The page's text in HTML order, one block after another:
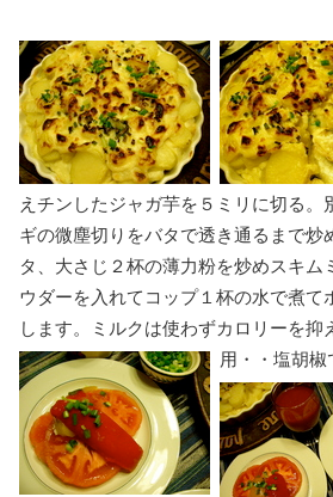
えチンしたジャガ芋を５ミリに切る。
ギの微塵切りをバタで透き通るまで炒
タ、大さじ２杯の薄力粉を炒めスキム
ウダーを入れてコップ１杯の水で煮て
します。ミルクは使わずカロリーを抑
用・・塩胡椒